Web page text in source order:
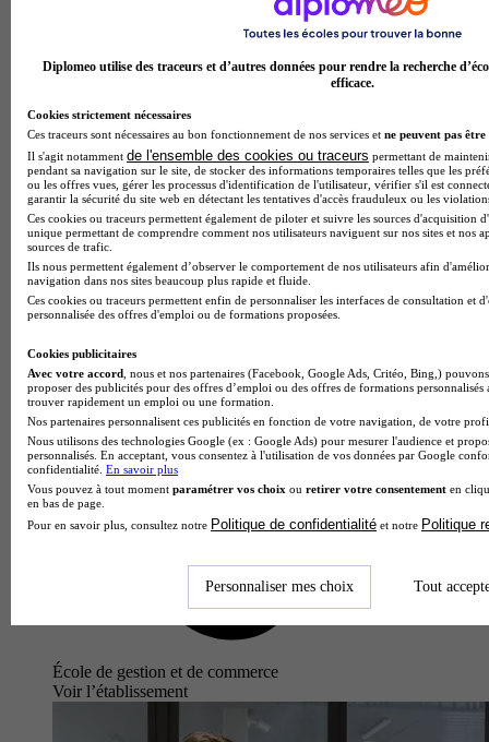
Financia Business School - Paris
75 avis
Paris
École de gestion et de commerce
Voir l’établissement
Diplomeo utilise des traceurs et d’autres données pour rendre la recherche
efficace.
Cookies strictement nécessaires
Ces traceurs sont nécessaires au bon fonctionnement de nos services et ne peuvent pas être
Il s'agit notamment de l'ensemble des cookies ou traceurs permettant de
pendant sa navigation sur le site, de stocker des informations temporaires telles que les
ou les offres vues, gérer les processus d'identification de l'utilisateur, vérifier s'il est
garantir la sécurité du site web en détectant les tentatives d'accès frauduleux ou les
Ces cookies ou traceurs permettent également de piloter et suivre les sources d'acquisition
unique permettant de comprendre comment nos utilisateurs naviguent sur nos sites et nos
sources de trafic.
Ils nous permettent également d’observer le comportement de nos utilisateurs afin
navigation dans nos sites beaucoup plus rapide et fluide.
Ces cookies ou traceurs permettent enfin de personnaliser les interfaces de consultation et
personnalisée des offres d'emploi ou de formations proposées.
Cookies publicitaires
Avec votre accord , nous et nos partenaires (Facebook, Google Ads, Critéo, Bing,)
proposer des publicités pour des offres d’emploi ou des offres de formations
trouver rapidement un emploi ou une formation.
Nos partenaires personnalisent ces publicités en fonction de votre navigation, de votre
Nous utilisons des technologies Google (ex : Google Ads) pour mesurer l'audience et
personnalisés. En acceptant, vous consentez à l'utilisation de vos données par Google
confidentialité. En savoir plus
Vous pouvez à tout moment paramétrer vos choix ou retirer votre consentement en
en bas de page.
Pour en savoir plus, consultez notre Politique de confidentialité et notre Politique
Personnaliser mes choix Tout